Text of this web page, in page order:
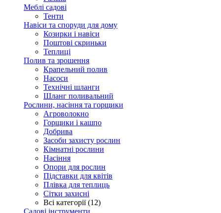
Меблі садові
Тенти
Навіси та споруди для дому
Козирки і навіси
Поштові скриньки
Теплиці
Полив та зрошення
Крапельний полив
Насоси
Технічні шланги
Шланг поливальний
Рослини, насіння та горщики
Агроволокно
Горщики і кашпо
Добрива
Засоби захисту рослин
Кімнатні рослини
Насіння
Опори для рослин
Підставки для квітів
Плівка для теплиць
Сітки захисні
Всі категорії (12)
Садові інструменти